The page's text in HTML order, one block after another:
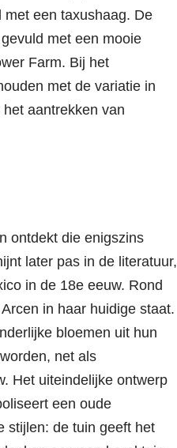
een taxushaag. De
met een mooie
Farm. Bij het
met de variatie in
aantrekken van
ontdekt die enigszins
later pas in de literatuur,
in de 18e eeuw. Rond
in haar huidige staat.
bloemen uit hun
net als
Het uiteindelijke ontwerp
een oude
stijlen: de tuin geeft het